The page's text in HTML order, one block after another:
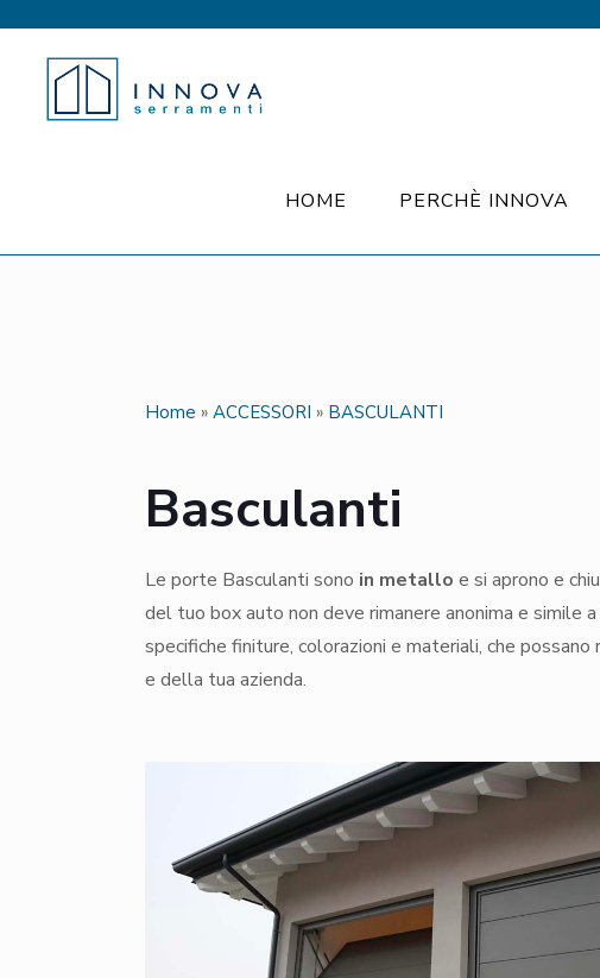
HOME PERCHÈ INNOVA
Home »ACCESSORI » BASCULANTI
Basculanti
Le porte Basculanti sono in metallo e si aprono e
del tuo box auto non deve rimanere anonima e
specifiche finiture, colorazioni e materiali, che
e della tua azienda.